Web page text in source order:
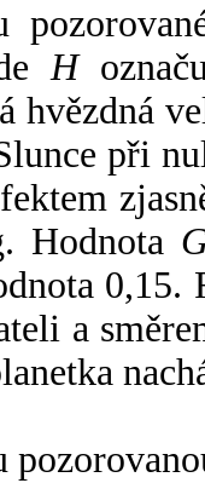
H
hvězdná
při
Hodnota
0,15.
a